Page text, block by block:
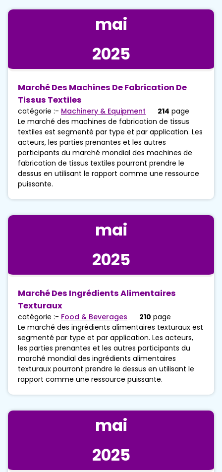
mai
2025
Marché Des Machines De Fabrication De
Tissus Textiles
catégorie :- Machinery & Equipment 214 page
Le marché des machines de fabrication de tissus
textiles est segmenté par type et par application. Les
acteurs, les parties prenantes et les autres
participants du marché mondial des machines de
fabrication de tissus textiles pourront prendre le
dessus en utilisant le rapport comme une ressource
puissante.
mai
2025
Marché Des Ingrédients Alimentaires
Texturaux
catégorie :- Food & Beverages 210 page
Le marché des ingrédients alimentaires texturaux est
segmenté par type et par application. Les acteurs,
les parties prenantes et les autres participants du
marché mondial des ingrédients alimentaires
texturaux pourront prendre le dessus en utilisant le
rapport comme une ressource puissante.
mai
2025